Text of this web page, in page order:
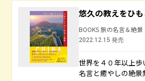
悠久の教えをひ
BOOKS 旅の名言＆絶景
2022.12.15 発売
世界を４０年以上
名言と癒やしの絶景